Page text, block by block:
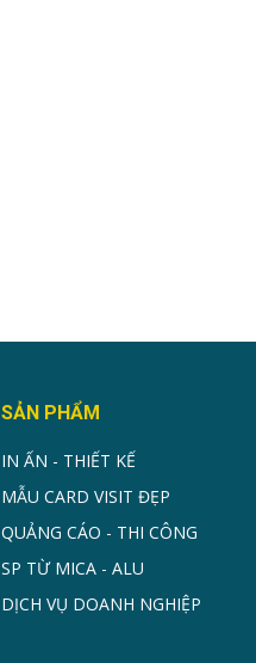
SẢN PHẨM
IN ẤN - THIẾT KẾ
MẪU CARD VISIT ĐẸP
QUẢNG CÁO - THI CÔNG
SP TỪ MICA - ALU
DỊCH VỤ DOANH NGHIỆP